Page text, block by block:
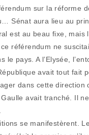
sur la réforme
Sénat aura lieu au
est au beau fixe, mais
référendum ne
le pays. A l’Elysée,
avait tout fait
dans cette direction
Gaulle avait tranché. Il
se manifestèrent.